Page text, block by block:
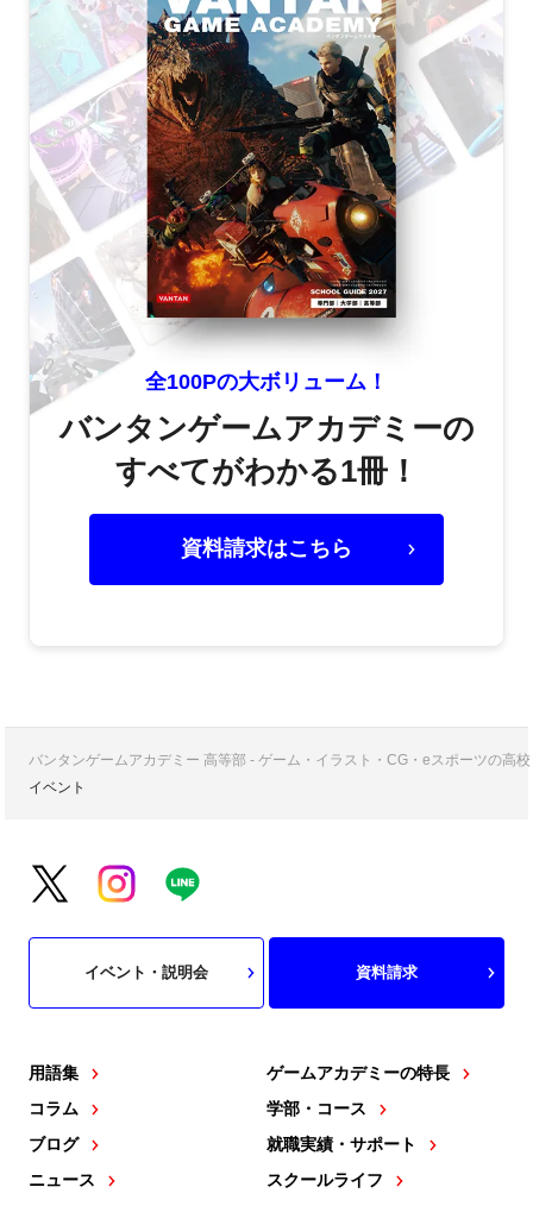
全100Pの大ボリューム！
バンタンゲームアカデミーの
すべてがわかる1冊！
資料請求はこちら
バンタンゲームアカデミー 高等部 - ゲーム・イラスト・CG・eスポーツの高
イベント
用語集
コラム
ブログ
ニュース
ゲームアカデミーの特長
学部・コース
就職実績・サポート
スクールライフ
イベント・説明会 資料請求